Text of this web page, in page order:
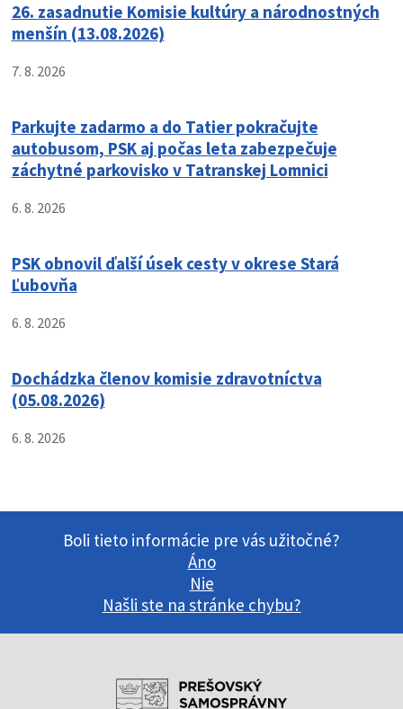
26. zasadnutie Komisie kultúry a národnostných
menšín (13.08.2026)
7. 8. 2026
Parkujte zadarmo a do Tatier pokračujte
autobusom, PSK aj počas leta zabezpečuje
záchytné parkovisko v Tatranskej Lomnici
6. 8. 2026
PSK obnovil ďalší úsek cesty v okrese Stará
Ľubovňa
6. 8. 2026
Dochádzka členov komisie zdravotníctva
(05.08.2026)
6. 8. 2026
Boli tieto informácie pre vás užitočné?
Áno
Nie
Našli ste na stránke chybu?